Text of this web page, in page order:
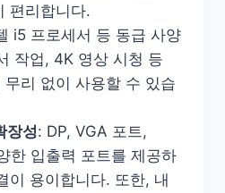
편리합니다.
i5 프로세서 등 동급 사양
작업, 4K 영상 시청 등
무리 없이 사용할 수 있습
장성: DP, VGA 포트,
한 입출력 포트를 제공하
이 용이합니다. 또한, 내